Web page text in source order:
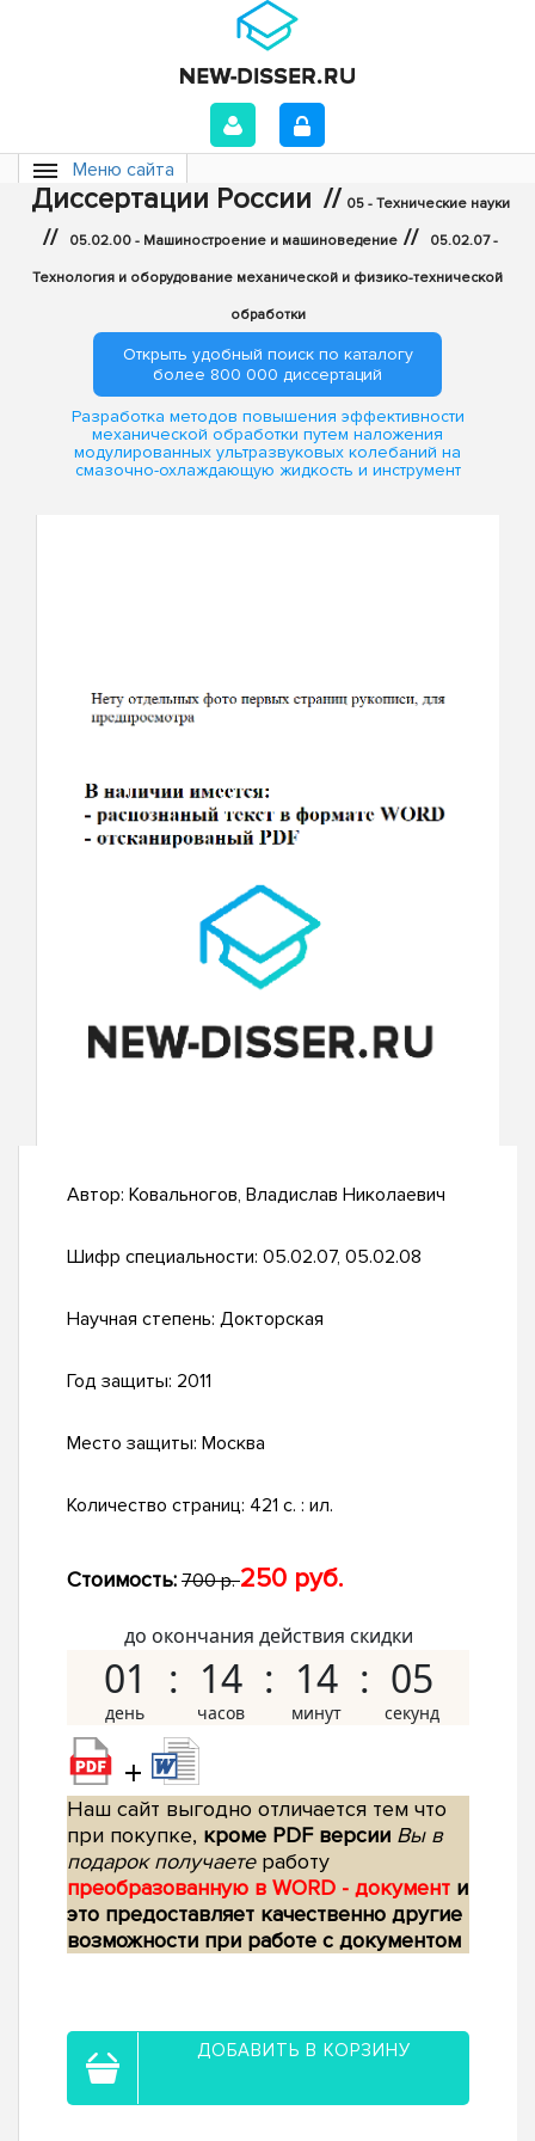
Меню сайта
Диссертации России // 05 - Технические науки
// 05.02.00 - Машиностроение и машиноведение // 05.02.07 -
Технология и оборудование механической и физико-технической
обработки
Открыть удобный поиск по каталогу
более 800 000 диссертаций
Разработка методов повышения эффективности
механической обработки путем наложения
модулированных ультразвуковых колебаний на
смазочно-охлаждающую жидкость и инструмент
Автор: Ковальногов, Владислав Николаевич
Шифр специальности: 05.02.07, 05.02.08
Научная степень: Докторская
Год защиты: 2011
Место защиты: Москва
Количество страниц: 421 с. : ил.
Стоимость: 700 р.250 руб.
до окончания действия скидки
01 14 14 04
+
Наш сайт выгодно отличается тем что
при покупке, кроме PDF версии Вы в
подарок получаетеработу
преобразованную в WORD - документ и
это предоставляет качественно другие
возможности при работе с документом
ДОБАВИТЬ В КОРЗИНУ